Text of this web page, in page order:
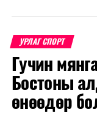
Уулзалтаар
амьдрал,
бүтээлүүдийг
УРЛАГ СПОРТ
Гучин
Бостоны
өнөөдөр